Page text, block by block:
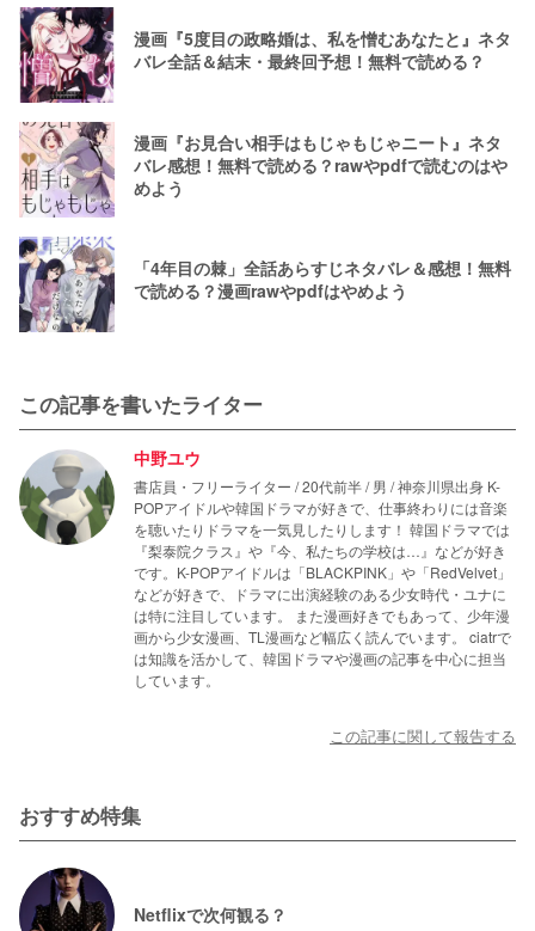
漫画『5度目の政略婚は、私を憎むあなたと』ネタ
バレ全話＆結末・最終回予想！無料で読める？
漫画『お見合い相手はもじゃもじゃニート』ネタ
バレ感想！無料で読める？rawやpdfで読むのはや
めよう
「4年目の棘」全話あらすじネタバレ＆感想！無料
で読める？漫画rawやpdfはやめよう
この記事を書いたライター
中野ユウ
書店員・フリーライター / 20代前半 / 男 / 神奈川県出身 K-
POPアイドルや韓国ドラマが好きで、仕事終わりには音楽
を聴いたりドラマを一気見したりします！ 韓国ドラマでは
『梨泰院クラス』や『今、私たちの学校は…』などが好き
です。K-POPアイドルは「BLACKPINK」や「RedVelvet」
などが好きで、ドラマに出演経験のある少女時代・ユナに
は特に注目しています。 また漫画好きでもあって、少年漫
画から少女漫画、TL漫画など幅広く読んでいます。 ciatrで
は知識を活かして、韓国ドラマや漫画の記事を中心に担当
しています。
この記事に関して報告する
おすすめ特集
Netflixで次何観る？